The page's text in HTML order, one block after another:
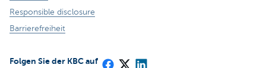
Responsible disclosure
Barrierefreiheit
Folgen Sie der KBC auf